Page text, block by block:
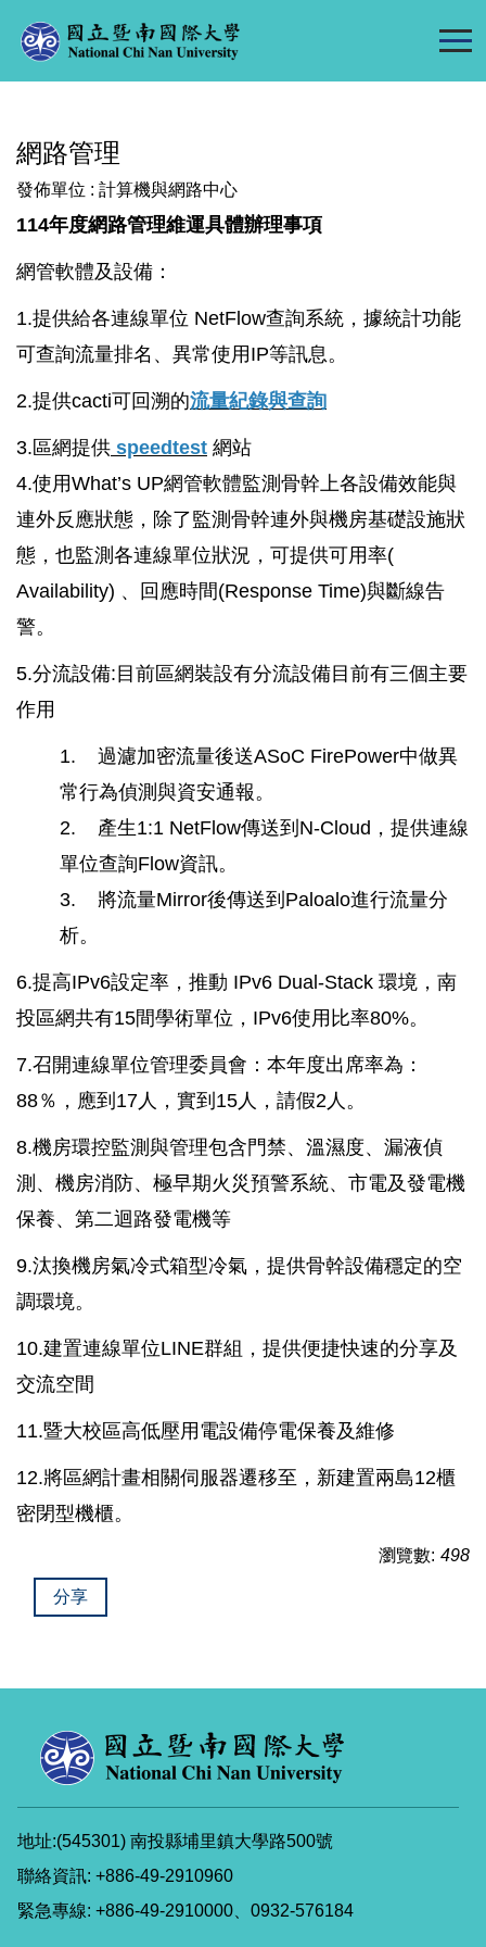
到
容
網路管理
發佈單位 : 計算機與網路中心
114年度網路管理維運具體辦理事項
網管軟體及設備：
1.提供給各連線單位 NetFlow查詢系統，據統計功能
可查詢流量排名、異常使用IP等訊息。
2.提供cacti可回溯的流量紀錄與查詢
3.區網提供 speedtest 網站
4.使用What’s UP網管軟體監測骨幹上各設備效能與
連外反應狀態，除了監測骨幹連外與機房基礎設施狀
態，也監測各連線單位狀況，可提供可用率(
Availability) 、回應時間(Response Time)與斷線告
警。
5.分流設備:目前區網裝設有分流設備目前有三個主要
作用
1. 過濾加密流量後送ASoC FirePower中做異
常行為偵測與資安通報。
2. 產生1:1 NetFlow傳送到N-Cloud，提供連線
單位查詢Flow資訊。
3. 將流量Mirror後傳送到Paloalo進行流量分
析。
6.提高IPv6設定率，推動 IPv6 Dual-Stack 環境，南
投區網共有15間學術單位，IPv6使用比率80%。
7.召開連線單位管理委員會：本年度出席率為：
88％，應到17人，實到15人，請假2人。
8.機房環控監測與管理包含門禁、溫濕度、漏液偵
測、機房消防、極早期火災預警系統、市電及發電機
保養、第二迴路發電機等
9.汰換機房氣冷式箱型冷氣，提供骨幹設備穩定的空
調環境。
10.建置連線單位LINE群組，提供便捷快速的分享及
交流空間
11.暨大校區高低壓用電設備停電保養及維修
12.將區網計畫相關伺服器遷移至，新建置兩島12櫃
密閉型機櫃。
瀏覽數: 498
分享
地址:(545301) 南投縣埔里鎮大學路500號
聯絡資訊: +886-49-2910960
緊急專線: +886-49-2910000、0932-576184